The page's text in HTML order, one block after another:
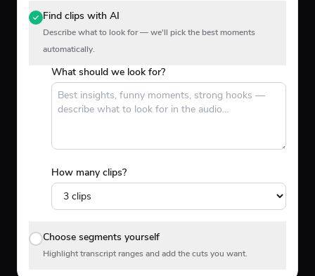
Find clips with AI
Describe what to look for — we'll pick the best moments
automatically.
What should we look for?
How many clips?
Choose segments yourself
Highlight transcript ranges and add the cuts you want.